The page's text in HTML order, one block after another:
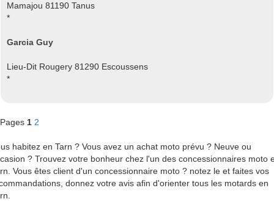
Mamajou 81190 Tanus
*
Garcia Guy
Lieu-Dit Rougery 81290 Escoussens
*
Pages 1 2
habitez en Tarn ? Vous avez un achat moto prévu ? Neuve ou
? Trouvez votre bonheur chez l'un des concessionnaires moto
Vous êtes client d'un concessionnaire moto ? notez le et faites vos
donnez votre avis afin d'orienter tous les motards en